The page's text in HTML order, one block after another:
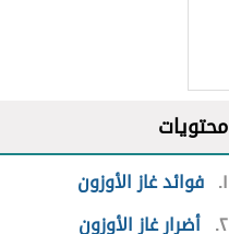
محتويات
١ فوائد غاز الأوزون
٢ أضرار غاز الأوزون